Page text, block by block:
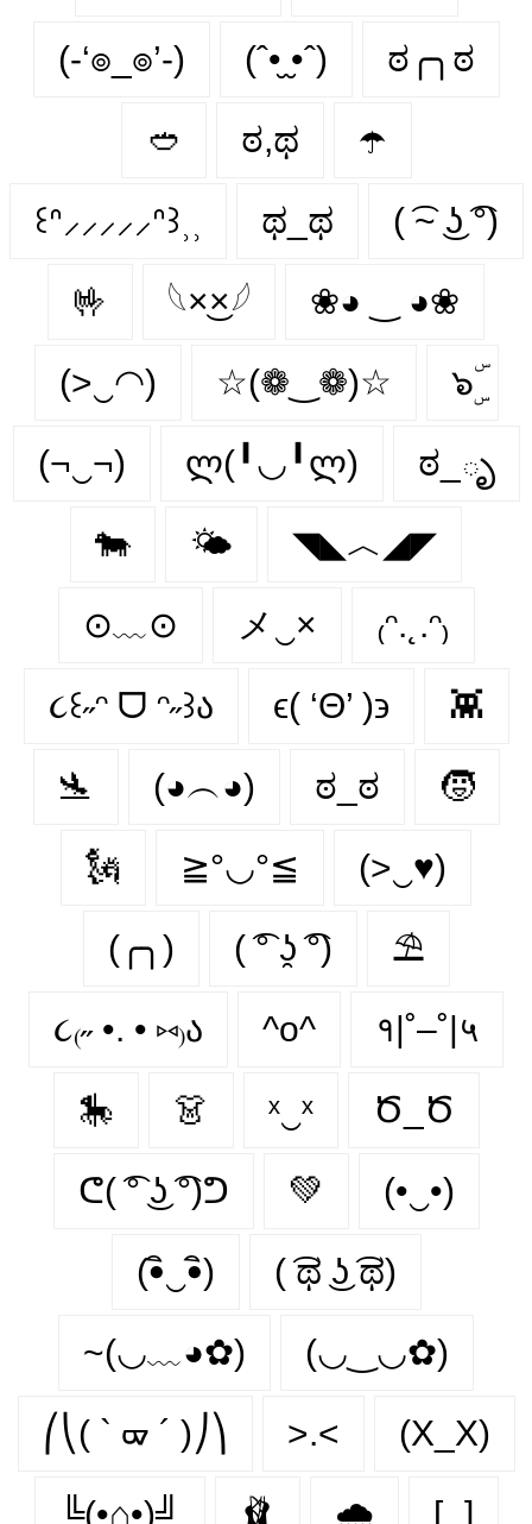
(-‘๏_๏’-) (ˆ•̮ ̮•ˆ) ಠ╭╮ಠ
🥙 ಠ,ಥ ☂️
꒰ᐢ⸝⸝⸝⸝⸝ᐢ꒱⸒⸒ ಥ_ಥ ( ͡~ ͜ʖ ͡°)
🤟 𓆩×͜×𓆪 ❀◕ ‿ ◕❀
(>‿◠) ☆(❁‿❁)☆ ๖ۣۜ
(¬‿¬) ლ(╹◡╹ლ) ಠ_ృ
🐄 🌤️ ◥◣︿◢◤
⊙﹏⊙ メ‿× ₍ᵔ.˛.ᵔ₎
૮꒰˶ᵔ ᗜ ᵔ˶꒱ა ϵ( ‘Θ’ )϶ 👾
🛬 (◕︵◕) ಠ_ಠ 🧒
🗽 ≧°◡°≦ (>‿♥)
(╭╮) ( ͡° ʖ̯ ͡°) ⛱
૮₍˶ •. • ⑅₎ა ^o^ १|˚–˚|५
🎠 👗 ˣ‿ˣ Ծ_Ծ
ᕦ( ͡° ͜ʖ ͡°)ᕤ 💚 (•‿•)
(•ิ‿•ิ) ( ͡ಥ ͜ʖ ͡ಥ)
~(◡﹏◕✿) (◡‿◡✿)
⎛⎝( ` ᢍ ´ )⎠⎞ >.< (X_X)
╚(•⌂•)╝ 🩰 🌧️ [‿]